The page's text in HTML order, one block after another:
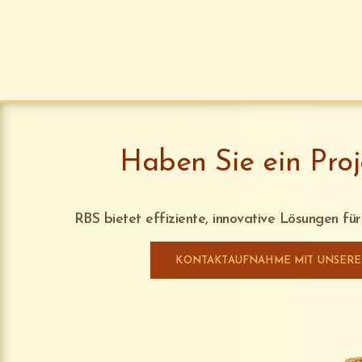
Haben Sie ein
RBS bietet effiziente, innovative Lösungen
KONTAKTAUFNAHME MIT